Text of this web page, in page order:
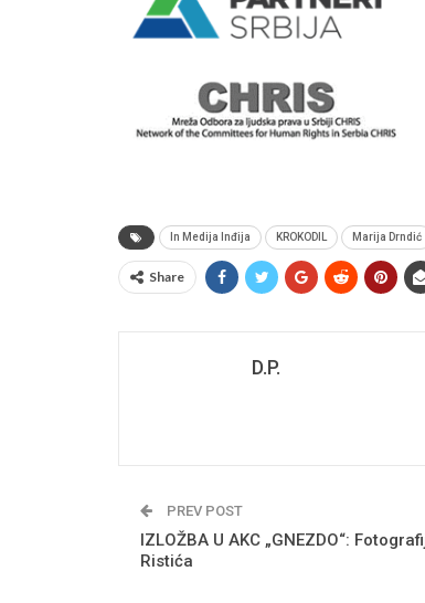
In Medija Inđija KROKODIL Marija Drndić
Share
D.P.
PREV POST
IZLOŽBA U AKC „GNEZDO“:
Ristića